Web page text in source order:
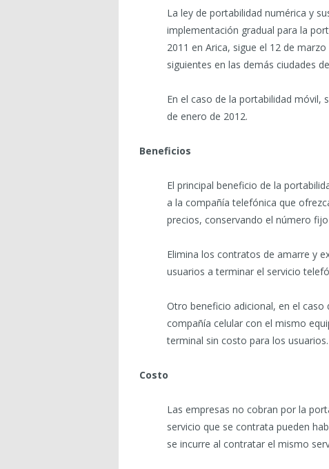
La ley de portabilidad numérica y
implementación gradual para la
2011 en Arica, sigue el 12 de
siguientes en las demás ciudades
En el caso de la portabilidad móvil,
de enero de 2012.
Beneficios
El principal beneficio de la
a la compañía telefónica que
precios, conservando el número
Elimina los contratos de amarre y
usuarios a terminar el servicio
Otro beneficio adicional, en el
compañía celular con el mismo
terminal sin costo para los usuarios.
Costo
Las empresas no cobran por la
servicio que se contrata pueden
se incurre al contratar el mismo